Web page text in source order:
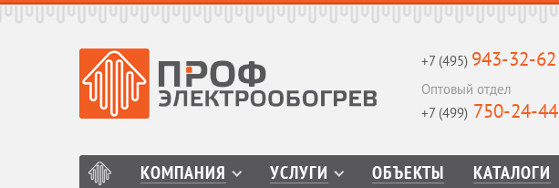
+7 (495) 943-32-62
Оптовый отдел
+7 (499) 750-24-44
КОМПАНИЯ УСЛУГИ ОБЪЕКТЫ КАТАЛОГИ